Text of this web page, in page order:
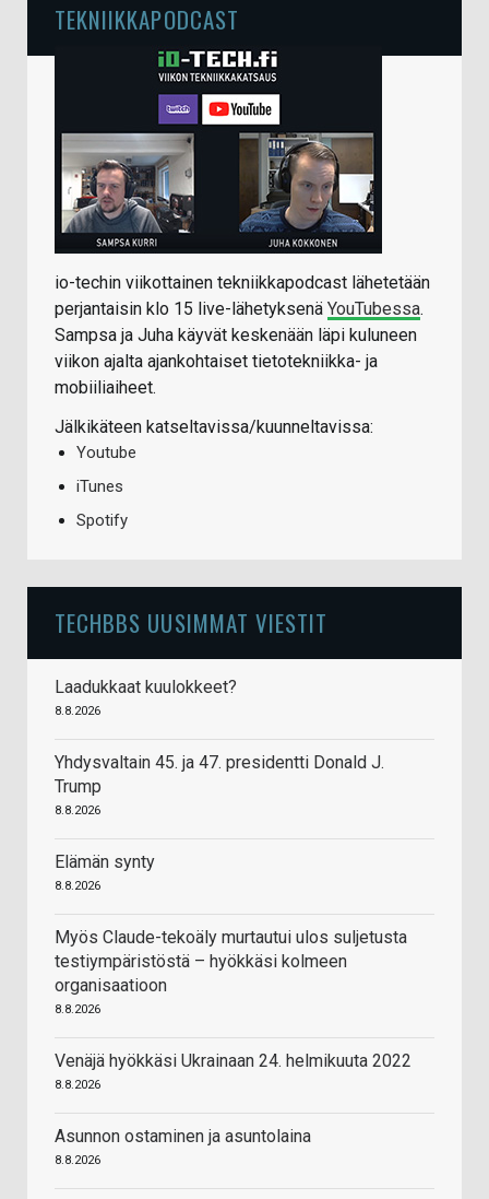
TEKNIIKKAPODCAST
io-techin viikottainen tekniikkapodcast lähetetään
perjantaisin klo 15 live-lähetyksenä YouTubessa.
Sampsa ja Juha käyvät keskenään läpi kuluneen
viikon ajalta ajankohtaiset tietotekniikka- ja
mobiiliaiheet.
Jälkikäteen katseltavissa/kuunneltavissa:
Youtube
iTunes
Spotify
TECHBBS UUSIMMAT VIESTIT
Laadukkaat kuulokkeet?
8.8.2026
Yhdysvaltain 45. ja 47. presidentti Donald J.
Trump
8.8.2026
Elämän synty
8.8.2026
Myös Claude-tekoäly murtautui ulos suljetusta
testiympäristöstä – hyökkäsi kolmeen
organisaatioon
8.8.2026
Venäjä hyökkäsi Ukrainaan 24. helmikuuta 2022
8.8.2026
Asunnon ostaminen ja asuntolaina
8.8.2026